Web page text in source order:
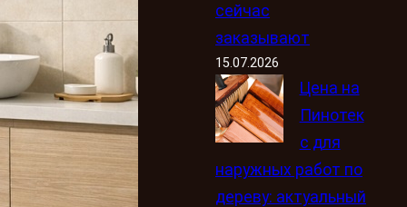
сейчас
заказывают
15.07.2026
Цена на
Пинотек
с для
наружных работ по
дереву: актуальный